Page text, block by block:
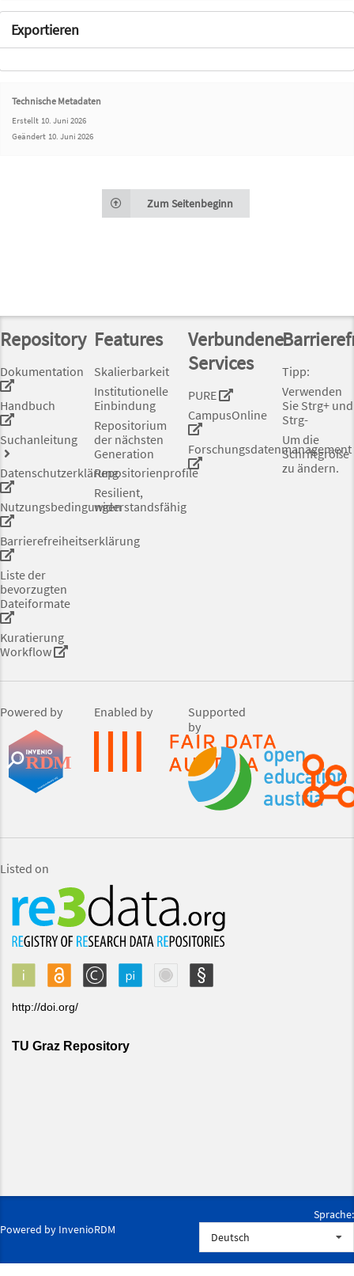
Exportieren
Technische Metadaten
Erstellt 10. Juni 2026
Geändert 10. Juni 2026
Zum Seitenbeginn
Repository
Dokumentation
Handbuch
Suchanleitung
Datenschutzerklärung
Nutzungsbedingungen
Barrierefreiheitserklärung
Liste der
bevorzugten
Dateiformate
Kuratierung
Workflow
Features
Skalierbarkeit
Institutionelle
Einbindung
Repositorium
der nächsten
Generation
Repositorienprofile
Resilient,
widerstandsfähig
Verbundene
Services
PURE
CampusOnline
Forschungsdatenmanagement
Tipp:
Verwenden
Sie Strg+ und
Strg-
Um die
Schriftgröße
zu ändern.
Powered by Enabled by
Supported
by
Listed on
Powered by InvenioRDM
Sprache:
Deutsch